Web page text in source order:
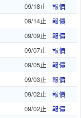
09/18止 報價
09/14止 報價
09/09止 報價
09/07止 報價
09/05止 報價
09/03止 報價
09/02止 報價
09/02止 報價